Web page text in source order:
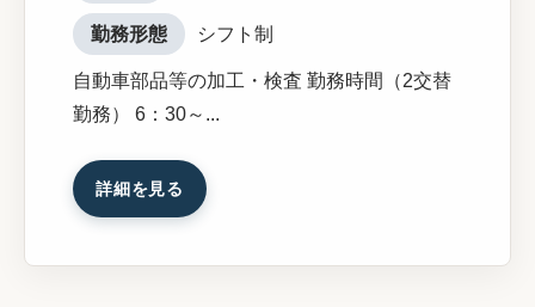
勤務形態 シフト制
自動車部品等の加工・検査 勤務時間（2交替
勤務） 6：30～...
詳細を見る